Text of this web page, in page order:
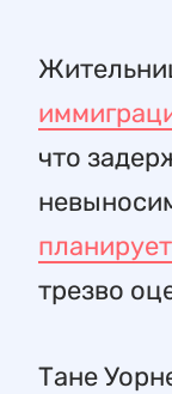
что
трезво
Тане